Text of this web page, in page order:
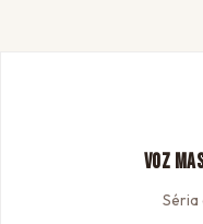
Voz
Séria